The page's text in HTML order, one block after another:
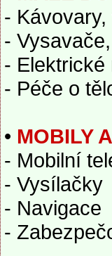
-
-
- Elektrické
- Péče o
• MOBILY
- Mobilní
- Vysílačky
- Navigace
-